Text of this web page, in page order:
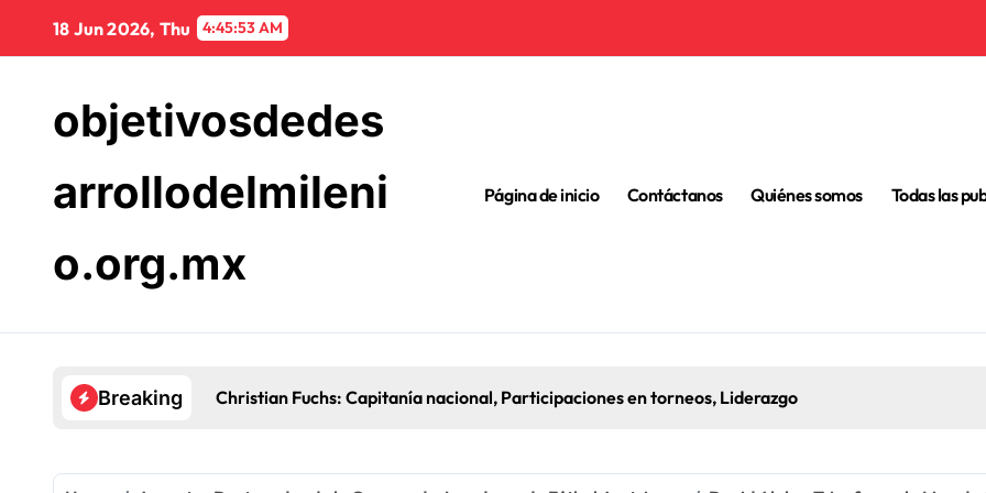
content
18 Jun 2026, Thu 4:45:54 AM
objetivosdedes
arrollodelmileni
o.org.mx
Página de inicio Contáctanos Quiénes somos Todas las
Breaking Christian Fuchs: Capitanía nacional, Participaciones en torneos, Liderazgo